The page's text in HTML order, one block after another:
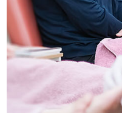
船橋店アクセス・ご予
求人情報
お問い合わせ
プライバシーポリシー